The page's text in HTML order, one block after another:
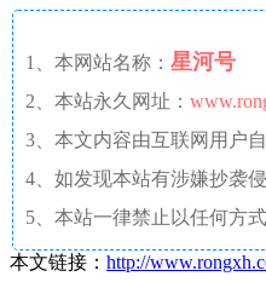
1、本网站名称： 星河号
2、本站永久网址：
3、本文内容由互联网用户
4、如发现本站有涉嫌抄袭
5、本站一律禁止以任何方
本文链接： http://